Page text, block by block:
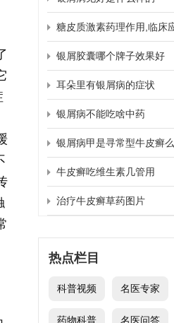
银屑胶囊哪个牌子效果好
耳朵里有银屑病的症状
银屑病不能吃啥中药
银屑病甲是寻常型牛皮癣么
牛皮癣吃维生素几管用
治疗牛皮癣草药图片
热点栏目
科普视频 名医专家
药物科普 名医问答